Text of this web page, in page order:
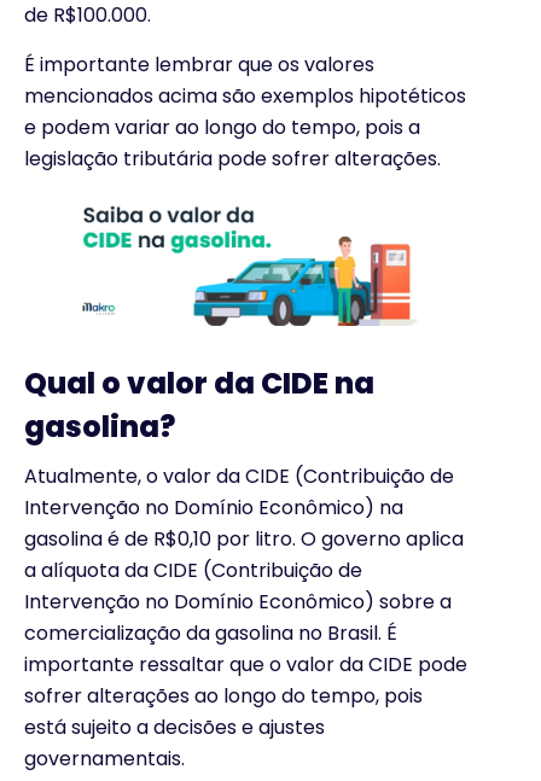
de R$100.000.
É importante lembrar que os valores
mencionados acima são exemplos hipotéticos
e podem variar ao longo do tempo, pois a
legislação tributária pode sofrer alterações.
Qual o valor da CIDE na
gasolina?
Atualmente, o valor da CIDE (Contribuição de
Intervenção no Domínio Econômico) na
gasolina é de R$0,10 por litro. O governo aplica
a alíquota da CIDE (Contribuição de
Intervenção no Domínio Econômico) sobre a
comercialização da gasolina no Brasil. É
importante ressaltar que o valor da CIDE pode
sofrer alterações ao longo do tempo, pois
está sujeito a decisões e ajustes
governamentais.